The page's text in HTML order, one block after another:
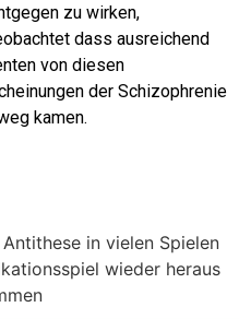
zu wirken,
dass ausreichend
von diesen
der Schizophrenie
kamen.